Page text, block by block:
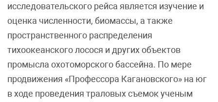
исследовательского рейса является изучение и
оценка численности, биомассы, а также
пространственного распределения
тихоокеанского лосося и других объектов
промысла охотоморского бассейна. По мере
продвижения «Профессора Кагановского» на юг
в ходе проведения траловых съемок ученым